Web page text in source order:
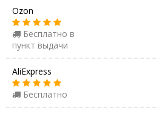
Ozon
Бесплатно в
пункт выдачи
AliExpress
Бесплатно